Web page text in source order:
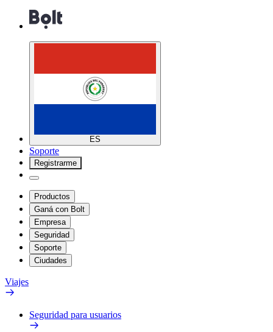
ES
Soporte
Registrarme
Productos
Ganá con Bolt
Empresa
Seguridad
Soporte
Ciudades
Viajes
Seguridad para usuarios